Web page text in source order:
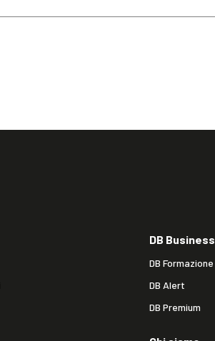
DB Business
DB Formazione
DB Alert
DB Premium